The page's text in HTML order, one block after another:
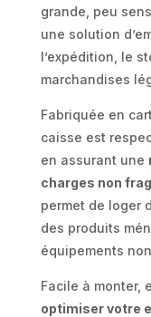
grande, peu
une solution
l’expédition, le
marchandises
Fabriquée en
caisse est
en assurant une
charges non
permet de loger
des produits
équipements
Facile à monter,
optimiser votre